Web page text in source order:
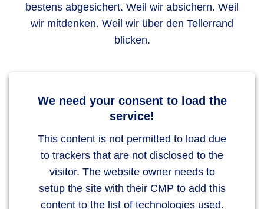
bestens abgesichert. Weil wir absichern. Weil
wir mitdenken. Weil wir über den Tellerrand
blicken.
We need your consent to load the
service!
This content is not permitted to load due
to trackers that are not disclosed to the
visitor. The website owner needs to
setup the site with their CMP to add this
content to the list of technologies used.